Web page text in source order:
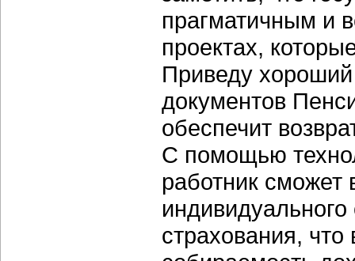
прагматичным и
проектах,
Приведу
документов
обеспечит
С помощью
работник сможет
индивидуального
страхования, что